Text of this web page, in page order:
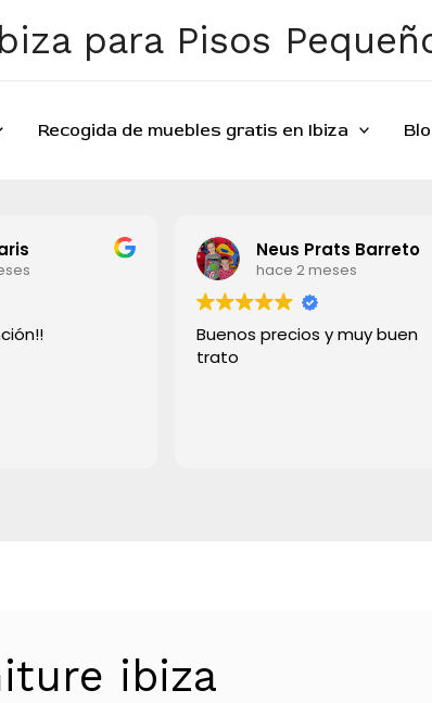
para Pisos
Recogida de muebles gratis en Ibiza
Neus Prats Barreto
hace 2 meses
Buenos precios y muy buen
trato
ibiza